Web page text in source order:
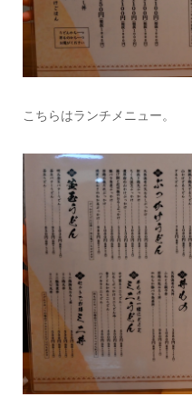
こちらはランチメニュー。